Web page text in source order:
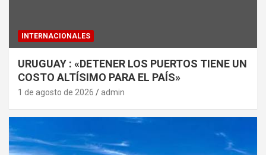
INTERNACIONALES
URUGUAY : «DETENER LOS PUERTOS TIENE UN
COSTO ALTÍSIMO PARA EL PAÍS»
1 de agosto de 2026 admin